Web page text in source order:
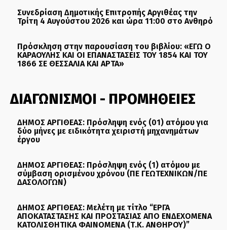
Συνεδρίαση Δημοτικής Επιτροπής Αργιθέας την
Τρίτη 4 Αυγούστου 2026 και ώρα 11:00 στο Ανθηρό
Πρόσκληση στην παρουσίαση του βιβλίου: «ΕΓΩ Ο
ΚΑΡΑΟΥΛΗΣ ΚΑΙ ΟΙ ΕΠΑΝΑΣΤΑΣΕΙΣ ΤΟΥ 1854 ΚΑΙ ΤΟΥ
1866 ΣΕ ΘΕΣΣΑΛΙΑ ΚΑΙ ΑΡΤΑ»
ΔΙΑΓΩΝΙΣΜΟΙ - ΠΡΟΜΗΘΕΙΕΣ
ΔΗΜΟΣ ΑΡΓΙΘΕΑΣ: Πρόσληψη ενός (01) ατόμου για
δύο μήνες με ειδικότητα χειριστή μηχανημάτων
έργου
ΔΗΜΟΣ ΑΡΓΙΘΕΑΣ: Πρόσληψη ενός (1) ατόμου με
σύμβαση ορισμένου χρόνου (ΠΕ ΓΕΩΤΕΧΝΙΚΩΝ/ΠΕ
ΔΑΣΟΛΟΓΩΝ)
ΔΗΜΟΣ ΑΡΓΙΘΕΑΣ: Μελέτη με τίτλο “ΕΡΓΑ
ΑΠΟΚΑΤΑΣΤΑΣΗΣ ΚΑΙ ΠΡΟΣΤΑΣΙΑΣ ΑΠΟ ΕΝΔΕΧΟΜΕΝΑ
ΚΑΤΟΛΙΣΘΗΤΙΚΑ ΦΑΙΝΟΜΕΝΑ (Τ.Κ. ΑΝΘΗΡΟΥ)”